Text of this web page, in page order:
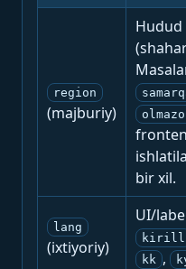
region
(majburiy)
Hudud
bir xil.
lang
(ixtiyoriy)
UI/
kirill
kk ,